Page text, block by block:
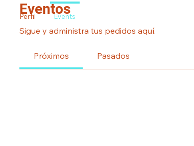
Eventos
Sigue y administra tus pedidos aquí.
Próximos Pasados
Perfil Events